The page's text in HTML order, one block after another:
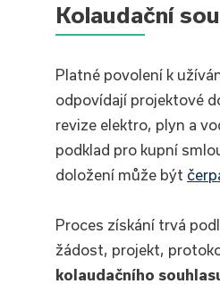
Kolaudační
Platné povolení k
odpovídají projektové
revize elektro, plyn a
podklad pro kupní
doložení může být
Proces získání trvá
žádost, projekt,
kolaudačního